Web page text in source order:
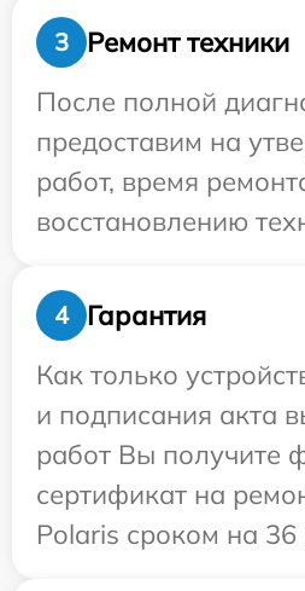
3
Ремонт техники
После полной
предоставим на
работ, время
восстановлению
4
Гарантия
Как только
и подписания акта
работ Вы получите
сертификат на
Polaris сроком на 36